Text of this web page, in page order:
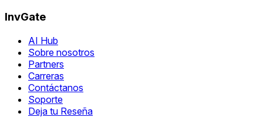
InvGate
AI Hub
Sobre nosotros
Partners
Carreras
Contáctanos
Soporte
Deja tu Reseña